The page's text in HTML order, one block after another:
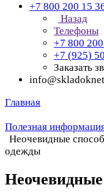
+7 800 200 15
Назад
Телефоны
+7 800
+7 (925)
Заказать
Главная
Полезная
Неочевидные
одежды